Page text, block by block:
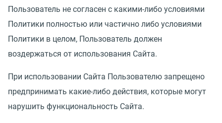
Пользователь не согласен с какими-либо условиями
Политики полностью или частично либо условиями
Политики в целом, Пользователь должен
воздержаться от использования Сайта.
При использовании Сайта Пользователю запрещено
предпринимать какие-либо действия, которые могут
нарушить функциональность Сайта.